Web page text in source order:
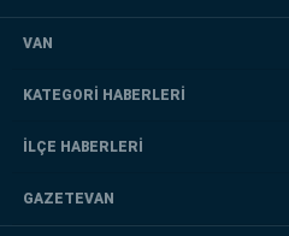
VAN
KATEGORİ HABERLERİ
İLÇE HABERLERİ
GAZETEVAN